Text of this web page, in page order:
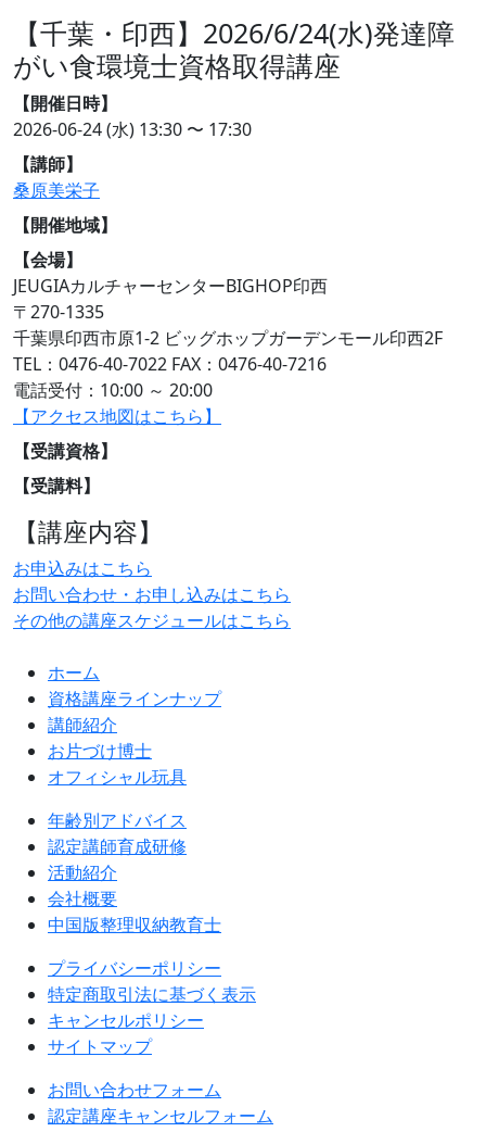
【千葉・印西】2026/6/24(水)発達障
がい食環境士資格取得講座
【開催日時】
2026-06-24 (水) 13:30 〜 17:30
【講師】
桑原美栄子
【開催地域】
【会場】
JEUGIAカルチャーセンターBIGHOP印西
〒270-1335
千葉県印西市原1-2 ビッグホップガーデンモール印西2F
TEL：0476-40-7022 FAX：0476-40-7216
電話受付：10:00 ～ 20:00
【アクセス地図はこちら】
【受講資格】
【受講料】
【講座内容】
お申込みはこちら
お問い合わせ・お申し込みはこちら
その他の講座スケジュールはこちら
ホーム
資格講座ラインナップ
講師紹介
お片づけ博士
オフィシャル玩具
年齢別アドバイス
認定講師育成研修
活動紹介
会社概要
中国版整理収納教育士
プライバシーポリシー
特定商取引法に基づく表示
キャンセルポリシー
サイトマップ
お問い合わせフォーム
認定講座キャンセルフォーム